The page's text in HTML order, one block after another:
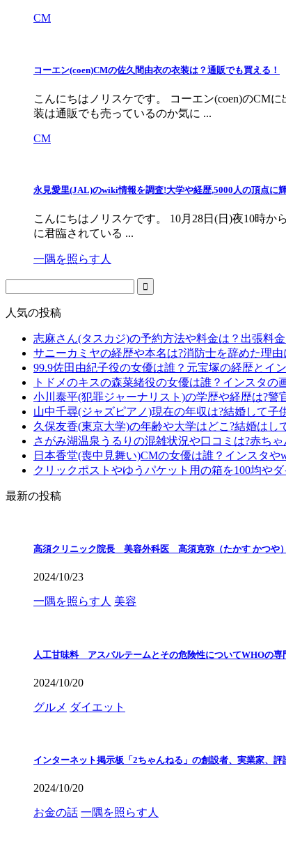
CM
コーエン(coen)CMの佐久間由衣の衣装は？通販でも買える！
こんにちはノリスケです。 コーエン(coen)のCM
装は通販でも売っているのか気に ...
CM
永見愛里(JAL)のwiki情報を調査!大学や経歴,5000人の頂点に
こんにちはノリスケです。 10月28日(日)夜10時
に君臨されている ...
一隅を照らす人
人気の投稿
志麻さん(タスカジ)の予約方法や料金は？出張料
サニーカミヤの経歴や本名は?消防士を辞めた理由
99.9佐田由紀子役の女優は誰？元宝塚の経歴とイ
トドメのキスの森菜緒役の女優は誰？インスタの
小川泰平(犯罪ジャーナリスト)の学歴や経歴は?警
山中千尋(ジャズピアノ)現在の年収は?結婚して子
久保友香(東京大学)の年齢や大学はどこ?結婚はし
さがみ湖温泉うるりの混雑状況や口コミは?赤ち
日本香堂(喪中見舞い)CMの女優は誰？インスタや
クリックポストやゆうパケット用の箱を100均や
最新の投稿
高須クリニック院長 美容外科医 高須克弥（たかす かつや
2024/10/23
一隅を照らす人 美容
人工甘味料 アスパルテームとその危険性についてWHOの専
2024/10/20
グルメ ダイエット
インターネット掲示板「2ちゃんねる」の創設者、実業家、
2024/10/20
お金の話 一隅を照らす人